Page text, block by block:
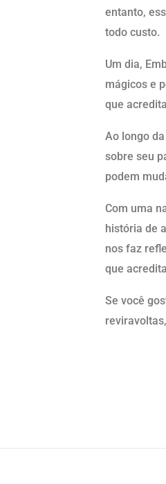
entanto,
todo custo.
Um dia,
mágicos e
que
Ao longo
sobre seu
podem
Com uma
história de
nos faz
que
Se você